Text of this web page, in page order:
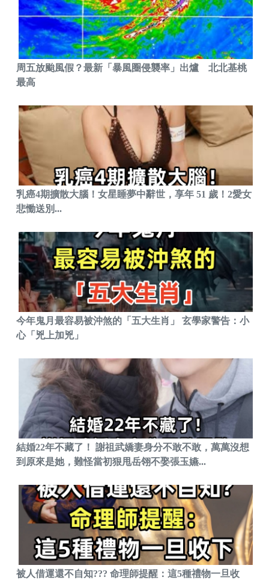
周五放颱風假？最新「暴風圈侵襲率」出爐 北北基桃
最高
乳癌4期擴散大腦！女星睡夢中辭世，享年 51 歲！2愛女
悲慟送別...
今年鬼月最容易被沖煞的「五大生肖」 玄學家警告：小
心「兇上加兇」
結婚22年不藏了！ 謝祖武嬌妻身分不敢不敢，萬萬沒想
到原來是她，難怪當初狠甩岳翎不娶張玉嬿...
被人借運還不自知??? 命理師提醒：這5種禮物一旦收